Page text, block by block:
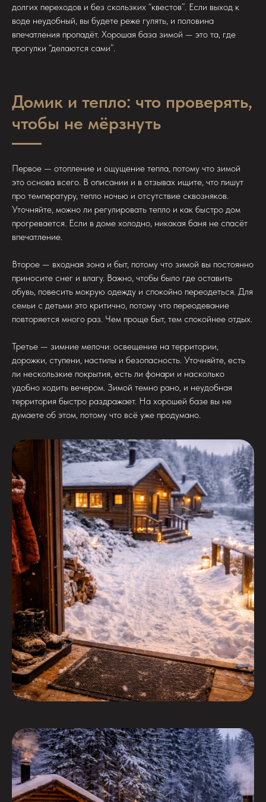
долгих переходов и без скользких “квестов”. Если выход к
воде неудобный, вы будете реже гулять, и половина
впечатления пропадёт. Хорошая база зимой — это та, где
прогулки “делаются сами”.
Домик и тепло: что проверять,
чтобы не мёрзнуть
Первое — отопление и ощущение тепла, потому что зимой
это основа всего. В описании и в отзывах ищите, что пишут
про температуру, тепло ночью и отсутствие сквозняков.
Уточняйте, можно ли регулировать тепло и как быстро дом
прогревается. Если в доме холодно, никакая баня не спасёт
впечатление.
Второе — входная зона и быт, потому что зимой вы постоянно
приносите снег и влагу. Важно, чтобы было где оставить
обувь, повесить мокрую одежду и спокойно переодеться. Для
семьи с детьми это критично, потому что переодевание
повторяется много раз. Чем проще быт, тем спокойнее отдых.
Третье — зимние мелочи: освещение на территории,
дорожки, ступени, настилы и безопасность. Уточняйте, есть
ли нескользкие покрытия, есть ли фонари и насколько
удобно ходить вечером. Зимой темно рано, и неудобная
территория быстро раздражает. На хорошей базе вы не
думаете об этом, потому что всё уже продумано.